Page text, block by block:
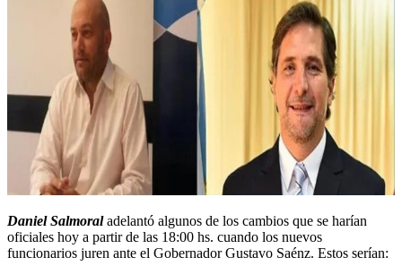
Daniel Salmoraladelantó algunos de los cambios que se harían
oficiales hoy a partir de las 18:00 hs. cuando los nuevos
funcionarios juren ante el Gobernador Gustavo Saénz. Estos serían: